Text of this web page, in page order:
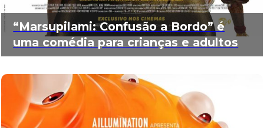
“Marsupilami: Confusão a Bordo” é
uma comédia para crianças e adultos